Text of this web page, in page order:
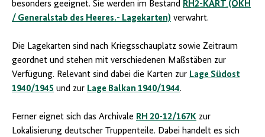
besonders geeignet. Sie werden im Bestand RH2-KART (OKH
/ Generalstab des Heeres.- Lagekarten) verwahrt.
Die Lagekarten sind nach Kriegsschauplatz sowie Zeitraum
geordnet und stehen mit verschiedenen Maßstäben zur
Verfügung. Relevant sind dabei die Karten zur Lage Südost
1940/1945 und zur Lage Balkan 1940/1944.
Ferner eignet sich das Archivale RH 20-12/167K zur
Lokalisierung deutscher Truppenteile. Dabei handelt es sich